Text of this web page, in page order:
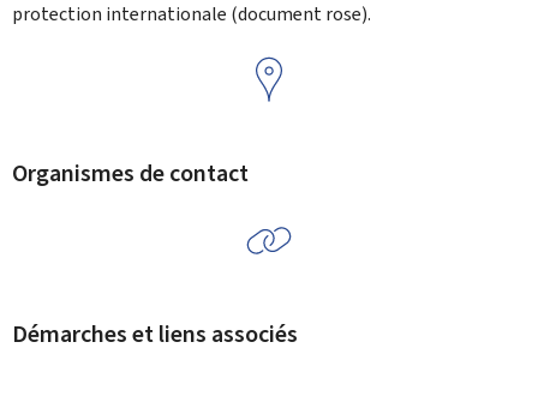
protection internationale (document rose).
Organismes de contact
Démarches et liens associés